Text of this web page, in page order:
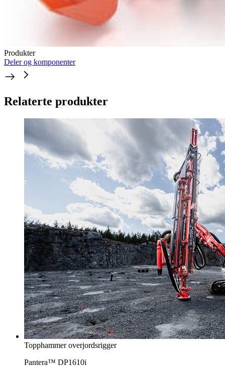
Produkter
Deler og komponenter
Relaterte produkter
Topphammer overjordsrigger
Pantera™ DP1610i